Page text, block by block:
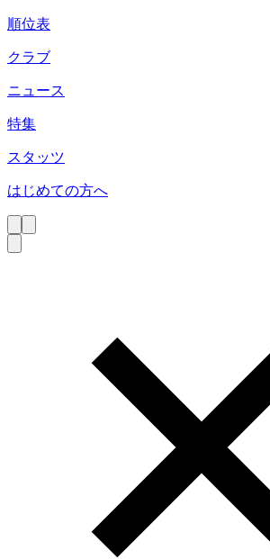
順位表
クラブ
ニュース
特集
スタッツ
はじめての方へ